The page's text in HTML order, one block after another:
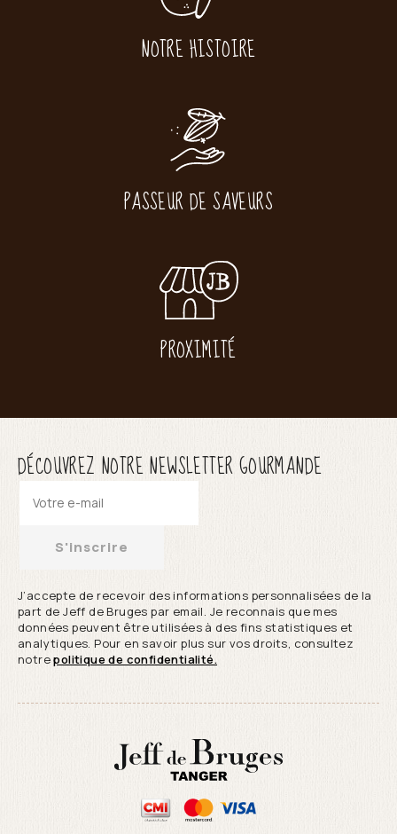
NOTRE HISTOIRE
PASSEUR DE SAVEURS
PROXIMITÉ
DÉCOUVREZ NOTRE NEWSLETTER GOURMANDE
S'inscrire
J’accepte de recevoir des informations personnalisées de la
part de Jeff de Bruges par email. Je reconnais que mes
données peuvent être utilisées à des fins statistiques et
analytiques. Pour en savoir plus sur vos droits, consultez
notrepolitique de confidentialité.